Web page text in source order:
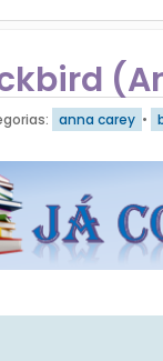
anna carey •